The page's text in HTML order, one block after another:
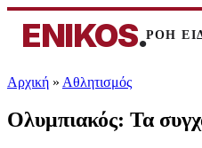
ENIKOS.ΡΟΗ
Αρχική » Αθλητισμός
Ολυμπιακός: Τα